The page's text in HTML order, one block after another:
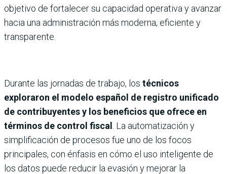
objetivo de fortalecer su capacidad operativa y avanzar
hacia una administración más moderna, eficiente y
transparente.
Durante las jornadas de trabajo, los técnicos
exploraron el modelo español de registro unificado
de contribuyentes y los beneficios que ofrece en
términos de control fiscal
. La automatización y
simplificación de procesos fue uno de los focos
principales, con énfasis en cómo el uso inteligente de
los datos puede reducir la evasión y mejorar la